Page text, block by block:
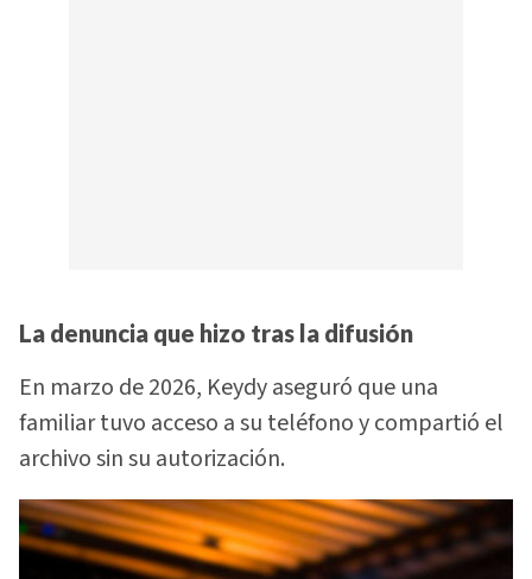
La denuncia que hizo tras la difusión
En marzo de 2026, Keydy aseguró que una
familiar tuvo acceso a su teléfono y compartió el
archivo sin su autorización.